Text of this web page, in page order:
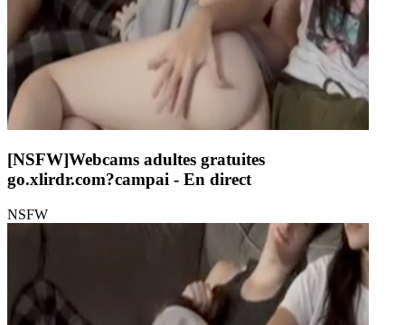
[NSFW]Webcams adultes gratuites
go.xlirdr.com?campai - En direct
NSFW